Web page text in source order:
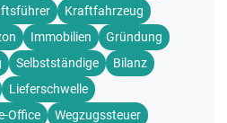
Kraftfahrzeug
Immobilien
Gründung
Selbstständige
Bilanz
Lieferschwelle
Office
Wegzugssteuer